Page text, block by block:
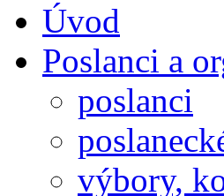
Úvod
Poslanci a
poslanci
výbory,